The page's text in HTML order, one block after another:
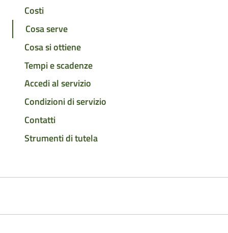
Costi
Cosa serve
Cosa si ottiene
Tempi e scadenze
Accedi al servizio
Condizioni di servizio
Contatti
Strumenti di tutela